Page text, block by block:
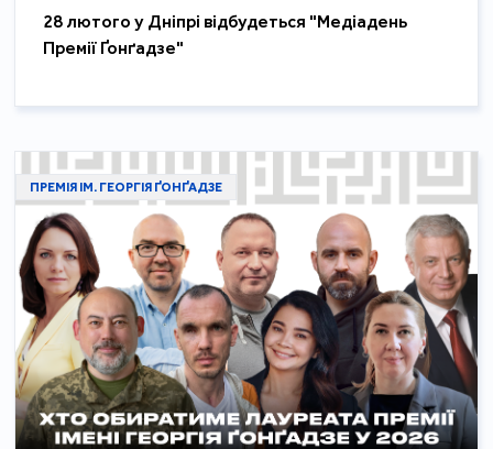
28 лютого у Дніпрі відбудеться "Медіадень
Премії Ґонґадзе"
ПРЕМІЯ ІМ. ГЕОРГІЯ ҐОНҐАДЗЕ